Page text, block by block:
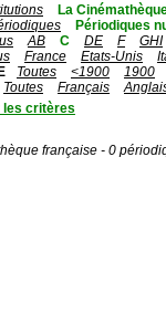
La
Périodiques
AB C DE F
GHI
France Etats-Unis
Toutes <1900
1900
Toutes Français
les critères
française - 0